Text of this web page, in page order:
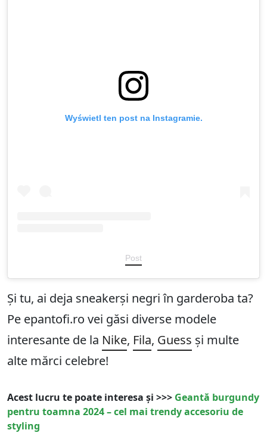
Wyświetl ten post na Instagramie.
Post
Și tu, ai deja sneakerși negri în garderoba ta?
Pe epantofi.ro vei găsi diverse modele
interesante de la Nike, Fila, Guess și multe
alte mărci celebre!
Acest lucru te poate interesa și >>> Geantă burgundy
pentru toamna 2024 – cel mai trendy accesoriu de
styling